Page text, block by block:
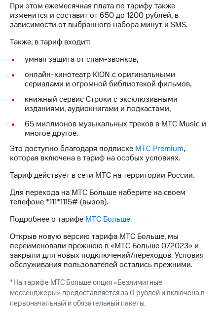
Заменить
SIM-
карту
Перейти
eSIM
Для дома
Выберите
и подключите
ТВ
с выгодным
тарифом
Тарифы
Интернет,
ТВ и телефон
для дома
Услуги
Акции
Домашний
Домашнее
ТВ
Услуги
Личный
кабинет
интернета
и
ТВ
Личный
кабинет
спутникового
ТВ
Скачать
приложение
Мой
МТС
Видеонаблюдение
для дома
мес
МТС
Premium
Подписка
на гигабайты
интернета,
При этом ежемесячная плата по тарифу также
изменится и составит от 650 до 1200 рублей, в
зависимости от выбранного набора минут и SMS.
Также, в тариф входит:
умная защита от спам-звонков,
онлайн-кинотеатр KION с оригинальными
сериалами и огромной библиотекой фильмов,
книжный сервис Строки с эксклюзивными
изданиями, аудиокнигами и подкастами,
65 миллионов музыкальных треков в МТС Music и
многое другое.
Это доступно благодаря подписке МТС Premium,
которая включена в тариф на особых условиях.
Тариф действует в сети МТС на территории России.
Для перехода на МТС Больше наберите на своем
телефоне *111*1115# (вызов).
Подробнее о тарифе МТС Больше.
Открыв новую версию тарифа МТС Больше, мы
переименовали прежнюю в «МТС Больше 072023» и
закрыли для новых подключений/переходов. Условия
обслуживания пользователей остались прежними.
*На тарифе МТС Больше опция «Безлимитные
мессенджеры» предоставляется за 0 рублей и включена в
первоначальный и обязательный пакеты.